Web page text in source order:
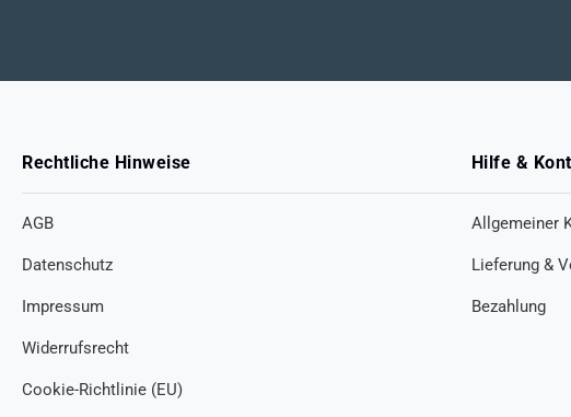
Rechtliche Hinweise
AGB
Datenschutz
Impressum
Widerrufsrecht
Cookie-Richtlinie (EU)
Hilfe &
Allgemeiner
Lieferung &
Bezahlung